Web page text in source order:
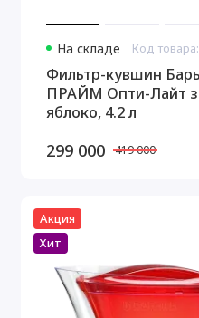
На складе Код
Фильтр-кувшин
ПРАЙМ Опти-Лайт
яблоко, 4.2 л
299 000 419 000
Акция
Хит